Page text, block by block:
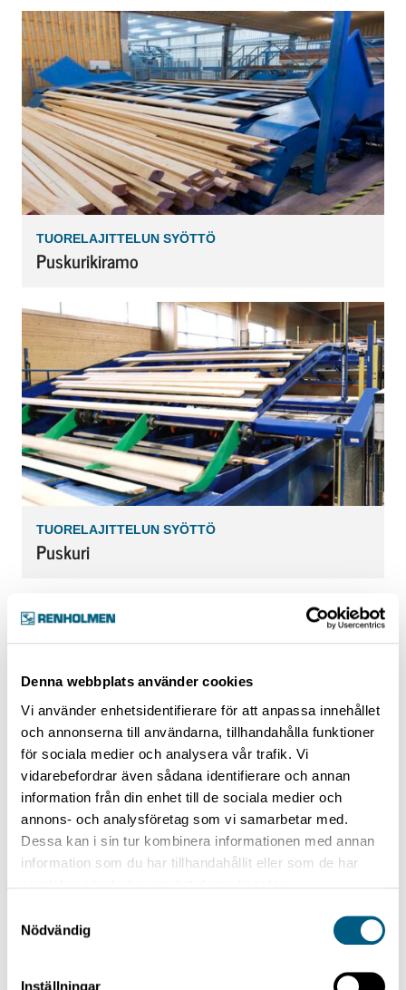
Denna webbplats använder cookies
Vi använder enhetsidentifierare för att anpassa innehållet
och annonserna till användarna, tillhandahålla funktioner
för sociala medier och analysera vår trafik. Vi
vidarebefordrar även sådana identifierare och annan
information från din enhet till de sociala medier och
annons- och analysföretag som vi samarbetar med.
Dessa kan i sin tur kombinera informationen med annan
information som du har tillhandahållit eller som de har
Nödvändig
Inställningar
TUORELAJITTELUN SYÖTTÖ
Puskurikiramo
TUORELAJITTELUN SYÖTTÖ
Puskuri
ELECTRO POSITIONER
Electro Positioner